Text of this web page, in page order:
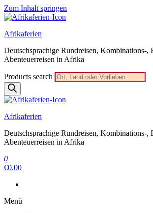
Zum Inhalt springen
Afrikaferien
Deutschsprachige Rundreisen, Kombinations-,
Abenteuerreisen in Afrika
Products search
Afrikaferien
Deutschsprachige Rundreisen, Kombinations-,
Abenteuerreisen in Afrika
0
€0.00
Menü